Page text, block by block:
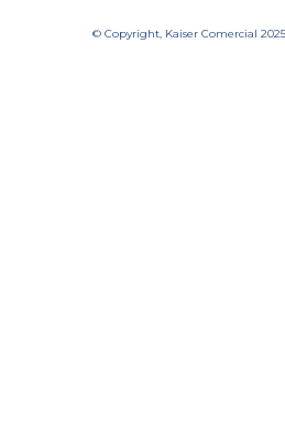
© Copyright, Kaiser Comercial